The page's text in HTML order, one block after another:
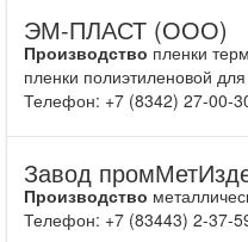
ЭМ-ПЛАСТ (ООО)
Производство пленки
пленки полиэтиленовой
Телефон: +7 (8342) 27-00-
Завод
Производство
Телефон: +7 (83443) 2-37-